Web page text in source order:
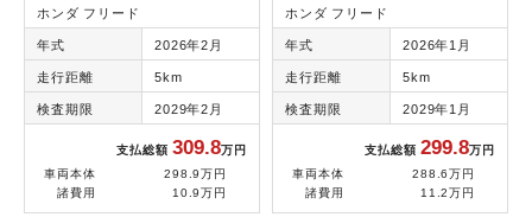
ホンダ フリード
年式 2026年2月
走行距離 5km
検査期限 2029年2月
支払総額309.8万円
車両本体
298.9万円
諸費用
10.9万円
ホンダ フリード
年式 2026年1月
走行距離 5km
検査期限 2029年1月
支払総額299.8万円
車両本体
288.6万円
諸費用
11.2万円